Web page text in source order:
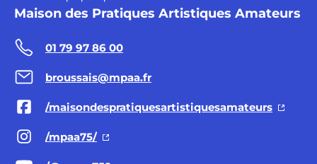
Maison des Pratiques Artistiques Amateurs
01 79 97 86 00
broussais@mpaa.fr
/maisondespratiquesartistiquesamateurs
/mpaa75/